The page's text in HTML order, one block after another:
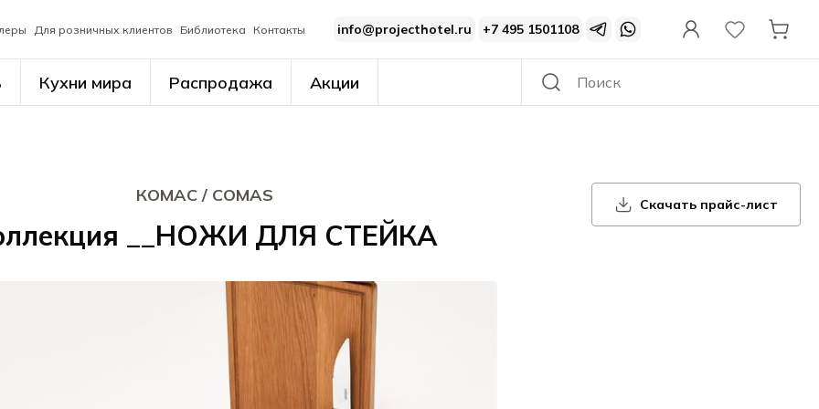
Для розничных клиентов Библиотека Контакты info@projecthotel.ru +7 495 1501108
Кухни мира Распродажа Акции
КОМАС / COMAS
__НОЖИ ДЛЯ СТЕЙКА
Скачать прайс-лист